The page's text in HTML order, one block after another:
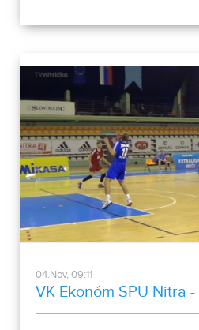
04.Nov, 09:11
VK Ekonóm SPU Nitra